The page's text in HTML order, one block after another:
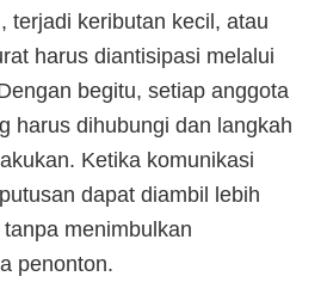
terjadi keributan kecil, atau
harus diantisipasi melalui
begitu, setiap anggota
harus dihubungi dan langkah
Ketika komunikasi
dapat diambil lebih
menimbulkan
penonton.